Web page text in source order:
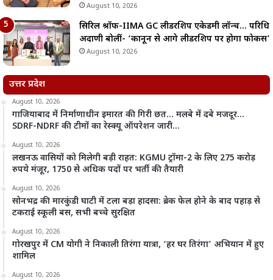
August 10, 2026
सिरिल श्रॉफ-IIMA GC लीडरशिप एकेडमी लॉन्च… परिधि
अदाणी बोलीं- ‘कानून से आगे लीडरशिप पर होगा फोकस’
August 10, 2026
उत्तर प्रदेश
August 10, 2026
गाजियाबाद में निर्माणाधीन इमारत की गिरी छत… मलबे में दबे मजदूर…
SDRF-NDRF की टीमों का रेस्क्यू ऑपरेशन जारी…
August 10, 2026
लखनऊ वासियों को मिलेगी बड़ी राहत: KGMU ट्रॉमा-2 के लिए 275 करोड़
रुपये मंजूर, 1750 से अधिक पदों पर भर्ती की तैयारी
August 10, 2026
सोनभद्र की मारकुंडी घाटी में टला बड़ा हादसा: ब्रेक फेल होने के बाद पहाड़ से
टकराई स्कूली बस, सभी बच्चे सुरक्षित
August 10, 2026
गोरखपुर में CM योगी ने निकाली तिरंगा यात्रा, ‘हर घर तिरंगा’ अभियान में हुए
शामिल
August 10, 2026